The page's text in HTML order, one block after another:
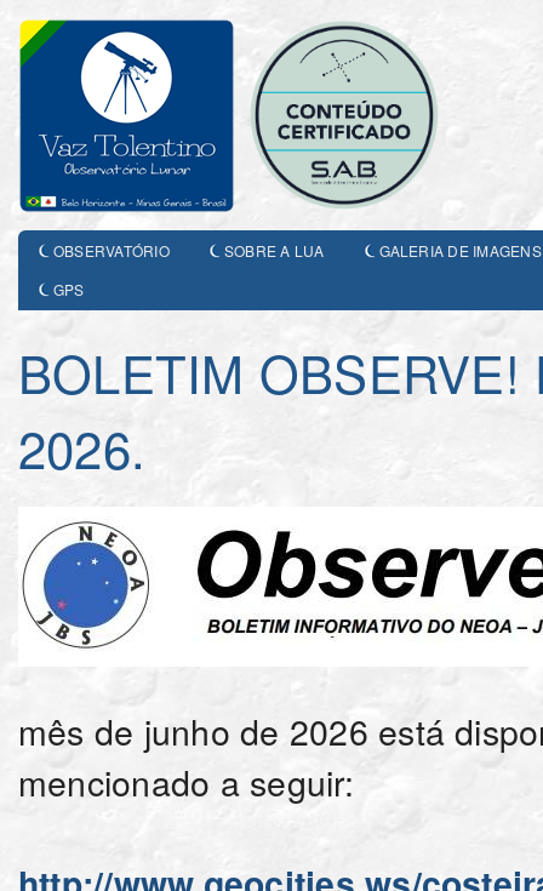
OBSERVATÓRIO SOBRE A LUA
GALERIA DE IMAGENS
GPS
BOLETIM
2026.
mês de junho de 2026 está
mencionado a seguir: